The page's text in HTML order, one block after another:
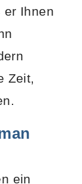
er Ihnen
Zeit,
ein